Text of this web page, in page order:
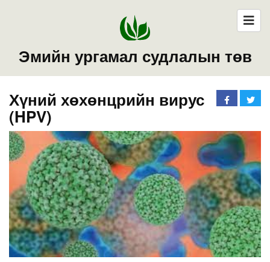
Эмийн ургамал судлалын төв
Хүний хөхөнцрийн вирус
(HPV)